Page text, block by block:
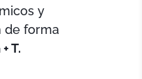
y
de forma
T.